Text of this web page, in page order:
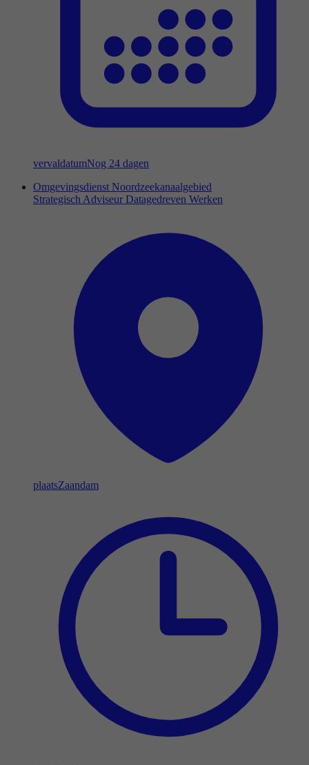
vervaldatumNog 24 dagen
Omgevingsdienst Noordzeekanaalgebied
Strategisch Adviseur Datagedreven Werken
plaatsZaandam